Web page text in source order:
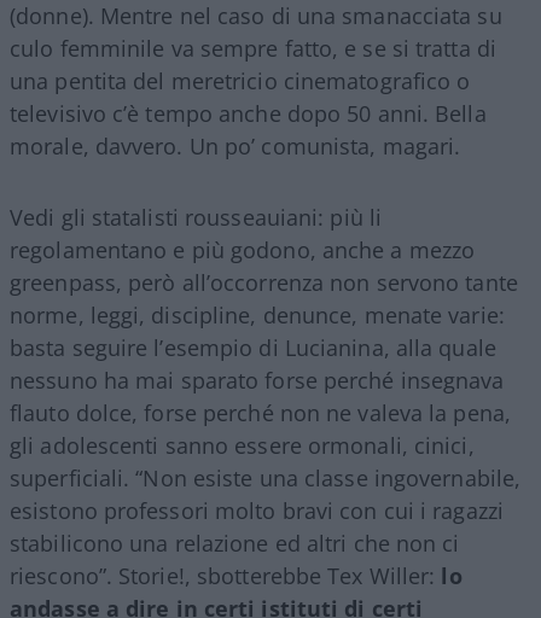
(donne). Mentre nel caso di una smanacciata su
culo femminile va sempre fatto, e se si tratta di
una pentita del meretricio cinematografico o
televisivo c’è tempo anche dopo 50 anni. Bella
morale, davvero. Un po’ comunista, magari.
Vedi gli statalisti rousseauiani: più li
regolamentano e più godono, anche a mezzo
greenpass, però all’occorrenza non servono tante
norme, leggi, discipline, denunce, menate varie:
basta seguire l’esempio di Lucianina, alla quale
nessuno ha mai sparato forse perché insegnava
flauto dolce, forse perché non ne valeva la pena,
gli adolescenti sanno essere ormonali, cinici,
superficiali. “Non esiste una classe ingovernabile,
esistono professori molto bravi con cui i ragazzi
stabilicono una relazione ed altri che non ci
riescono”. Storie!, sbotterebbe Tex Willer: lo
andasse a dire in certi istituti di certi